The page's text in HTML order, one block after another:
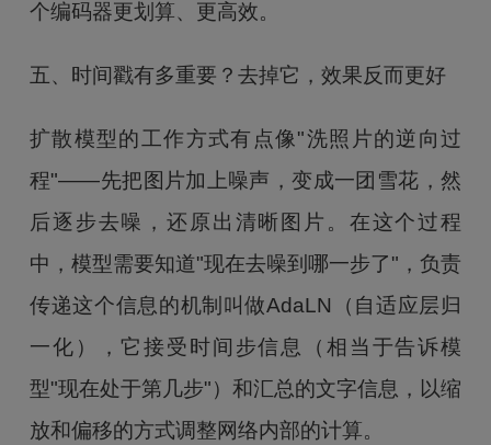
个编码器更划算、更高效。
五、时间戳有多重要？去掉它，效果反而更好
扩散模型的工作方式有点像"洗照片的逆向过
程"——先把图片加上噪声，变成一团雪花，然
后逐步去噪，还原出清晰图片。在这个过程
中，模型需要知道"现在去噪到哪一步了"，负责
传递这个信息的机制叫做AdaLN（自适应层归
一化），它接受时间步信息（相当于告诉模
型"现在处于第几步"）和汇总的文字信息，以缩
放和偏移的方式调整网络内部的计算。